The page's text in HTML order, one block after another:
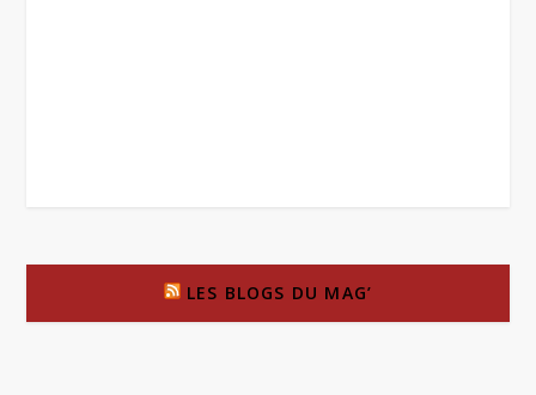
LES BLOGS DU MAG’